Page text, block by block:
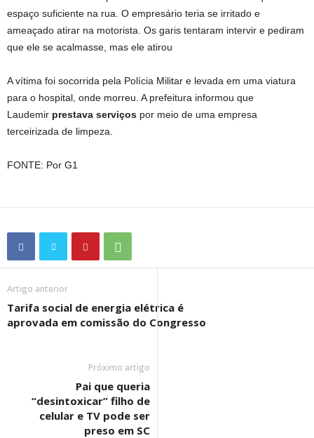
espaço suficiente na rua. O empresário teria se irritado e
ameaçado atirar na motorista. Os garis tentaram intervir e pediram
que ele se acalmasse, mas ele atirou
A vítima foi socorrida pela Polícia Militar e levada em uma viatura
para o hospital, onde morreu. A prefeitura informou que
Laudemir prestava serviços por meio de uma empresa
terceirizada de limpeza.
FONTE: Por G1
Artigo anterior
Tarifa social de energia elétrica é
aprovada em comissão do Congresso
Próximo artigo
Pai que queria
“desintoxicar” filho de
celular e TV pode ser
preso em SC